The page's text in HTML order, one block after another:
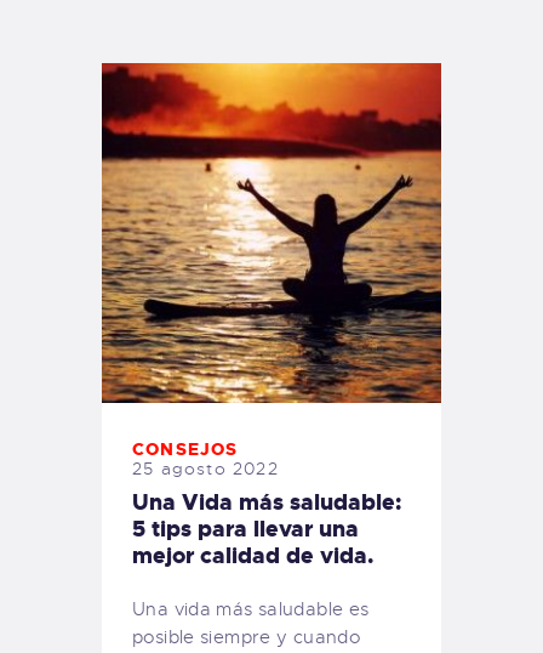
PEDIDOS
CONSEJOS
25 agosto 2022
Una Vida más saludable:
5 tips para llevar una
mejor calidad de vida.
Una vida más saludable es
posible siempre y cuando